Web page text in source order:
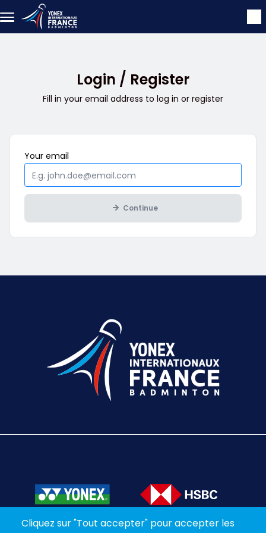
Skip to main content
Login / Register
Fill in your email address to log in or register
Your email
Continue
Cliquez sur "Tout accepter" pour accepter les